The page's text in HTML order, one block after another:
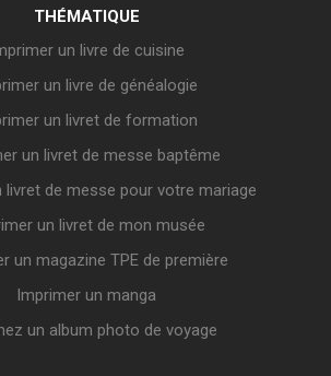
THÉMATIQUE
un livre de cuisine
un livre de généalogie
un livret de formation
un livret de messe baptême
livret de messe pour votre mariage
un livret de mon musée
un magazine TPE de première
Imprimer un manga
un album photo de voyage